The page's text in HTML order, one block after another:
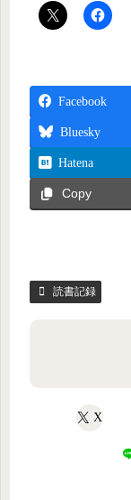
Facebook
Bluesky
Hatena
Copy
読書記録
X